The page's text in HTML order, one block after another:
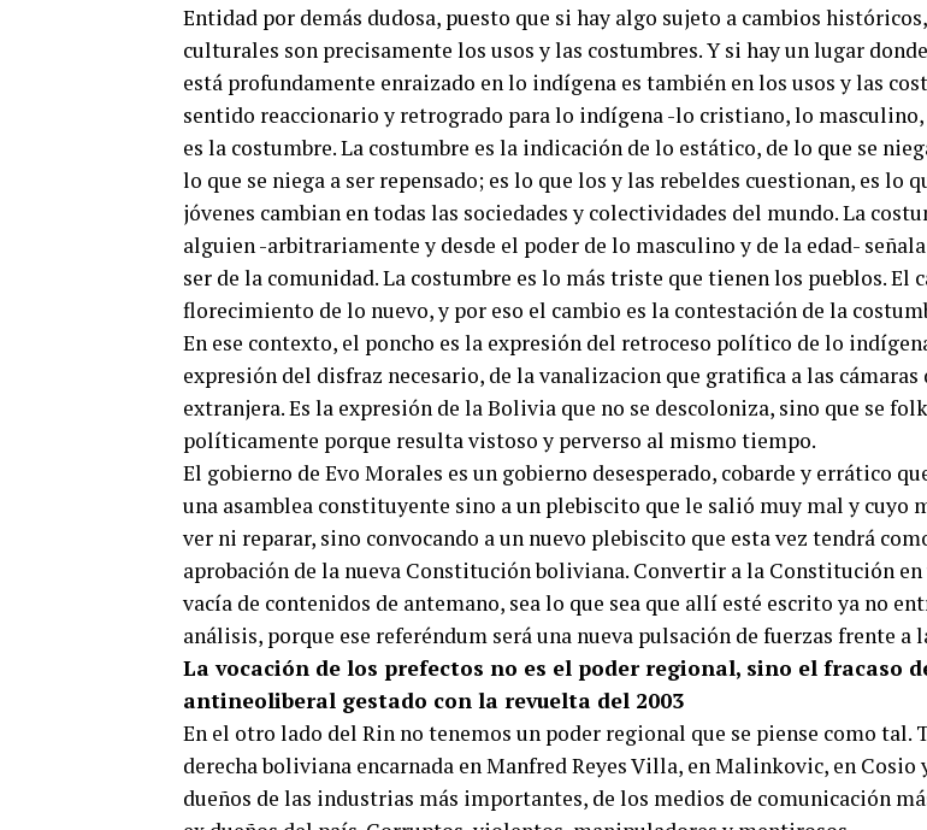
Entidad por demás dudosa, puesto que si hay algo sujeto a cambios
culturales son precisamente los usos y las costumbres. Y si hay un lugar
está profundamente enraizado en lo indígena es también en los usos y las
sentido reaccionario y retrogrado para lo indígena -lo cristiano, lo
es la costumbre. La costumbre es la indicación de lo estático, de lo que se
lo que se niega a ser repensado; es lo que los y las rebeldes cuestionan, es lo
jóvenes cambian en todas las sociedades y colectividades del mundo. La
alguien -arbitrariamente y desde el poder de lo masculino y de la edad-
ser de la comunidad. La costumbre es lo más triste que tienen los pueblos. El
florecimiento de lo nuevo, y por eso el cambio es la contestación de la
En ese contexto, el poncho es la expresión del retroceso político de lo
expresión del disfraz necesario, de la vanalizacion que gratifica a las
extranjera. Es la expresión de la Bolivia que no se descoloniza, sino que se
políticamente porque resulta vistoso y perverso al mismo tiempo.
El gobierno de Evo Morales es un gobierno desesperado, cobarde y errático
una asamblea constituyente sino a un plebiscito que le salió muy mal y cuyo
ver ni reparar, sino convocando a un nuevo plebiscito que esta vez tendrá
aprobación de la nueva Constitución boliviana. Convertir a la Constitución
vacía de contenidos de antemano, sea lo que sea que allí esté escrito ya no
análisis, porque ese referéndum será una nueva pulsación de fuerzas frente a
La vocación de los prefectos no es el poder regional, sino el fracaso
antineoliberal gestado con la revuelta del 2003
En el otro lado del Rin no tenemos un poder regional que se piense como tal.
derecha boliviana encarnada en Manfred Reyes Villa, en Malinkovic, en Cosio
dueños de las industrias más importantes, de los medios de comunicación